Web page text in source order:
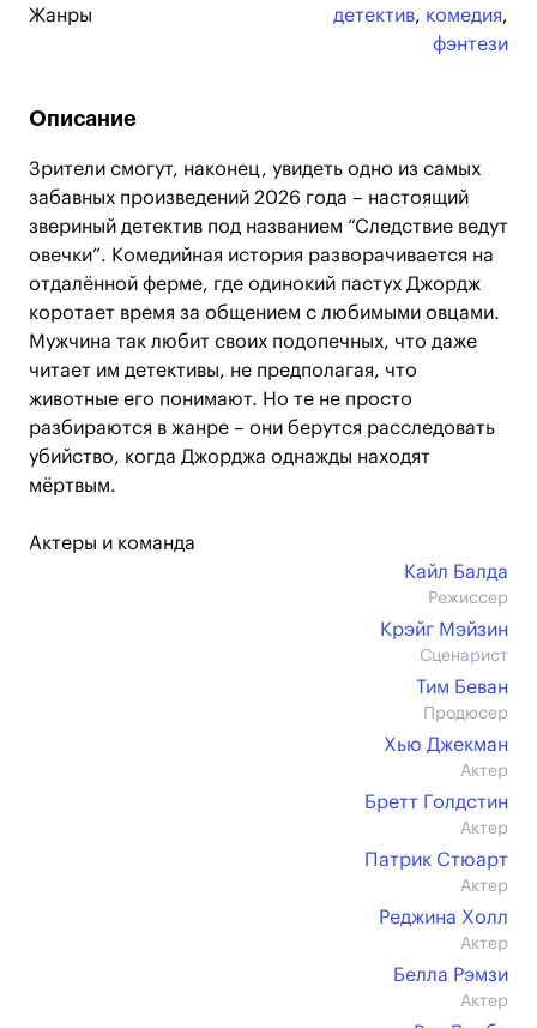
Жанры детектив, комедия,
фэнтези
Описание
Зрители смогут, наконец, увидеть одно из самых
забавных произведений 2026 года – настоящий
звериный детектив под названием “Следствие ведут
овечки”. Комедийная история разворачивается на
отдалённой ферме, где одинокий пастух Джордж
коротает время за общением с любимыми овцами.
Мужчина так любит своих подопечных, что даже
читает им детективы, не предполагая, что
животные его понимают. Но те не просто
разбираются в жанре – они берутся расследовать
убийство, когда Джорджа однажды находят
мёртвым.
Актеры и команда
Кайл Балда
Режиссер
Крэйг Мэйзин
Сценарист
Тим Беван
Продюсер
Хью Джекман
Актер
Бретт Голдстин
Актер
Патрик Стюарт
Актер
Реджина Холл
Актер
Белла Рэмзи
Актер